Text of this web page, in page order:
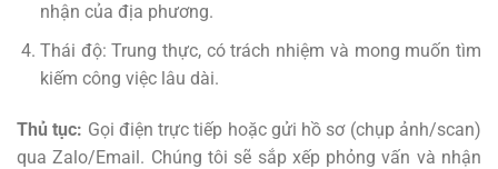
nhận của địa phương.
Thái độ: Trung thực, có trách nhiệm và mong muốn tìm
kiếm công việc lâu dài.
Thủ tục: Gọi điện trực tiếp hoặc gửi hồ sơ (chụp ảnh/scan)
qua Zalo/Email. Chúng tôi sẽ sắp xếp phỏng vấn và nhận